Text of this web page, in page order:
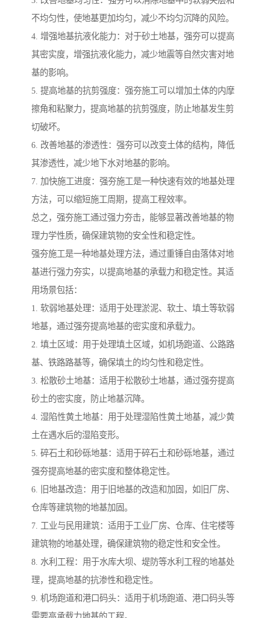
不均匀性，使地基更加均匀，减少不均匀沉降的风险。
4. 增强地基抗液化能力：对于砂土地基，强夯可以提高
其密实度，增强抗液化能力，减少地震等自然灾害对地
基的影响。
5. 提高地基的抗剪强度：强夯施工可以增加土体的内摩
擦角和粘聚力，提高地基的抗剪强度，防止地基发生剪
切破坏。
6. 改善地基的渗透性：强夯可以改变土体的结构，降低
其渗透性，减少地下水对地基的影响。
7. 加快施工进度：强夯施工是一种快速有效的地基处理
方法，可以缩短施工周期，提高工程效率。
总之，强夯施工通过强力夯击，能够显著改善地基的物
理力学性质，确保建筑物的安全性和稳定性。
强夯施工是一种地基处理方法，通过重锤自由落体对地
基进行强力夯实，以提高地基的承载力和稳定性。其适
用场景包括：
1. 软弱地基处理：适用于处理淤泥、软土、填土等软弱
地基，通过强夯提高地基的密实度和承载力。
2. 填土区域：用于处理填土区域，如机场跑道、公路路
基、铁路路基等，确保填土的均匀性和稳定性。
3. 松散砂土地基：适用于松散砂土地基，通过强夯提高
砂土的密实度，防止地基沉降。
4. 湿陷性黄土地基：用于处理湿陷性黄土地基，减少黄
土在遇水后的湿陷变形。
5. 碎石土和砂砾地基：适用于碎石土和砂砾地基，通过
强夯提高地基的密实度和整体稳定性。
6. 旧地基改造：用于旧地基的改造和加固，如旧厂房、
仓库等建筑物的地基加固。
7. 工业与民用建筑：适用于工业厂房、仓库、住宅楼等
建筑物的地基处理，确保建筑物的稳定性和安全性。
8. 水利工程：用于水库大坝、堤防等水利工程的地基处
理，提高地基的抗渗性和稳定性。
9. 机场跑道和港口码头：适用于机场跑道、港口码头等